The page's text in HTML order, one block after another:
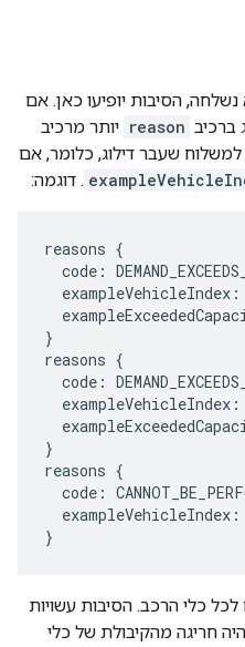
הסיבות יופיעו כאן. אם
ברכיב reason יותר מרכיב
למשלוח שעבר דילוג, כלומר, אם
. דוגמה:
reasons {
code:
exampleVehicleIndex:
}
reasons {
code:
exampleVehicleIndex:
}
reasons {
code:
exampleVehicleIndex:
כלי הרכב. הסיבות עשויות
חריגה מהקיבולת של כלי